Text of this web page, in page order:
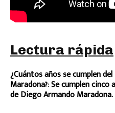
Lectura rápida
¿Cuántos años se cumplen
Maradona?: Se cumplen
de Diego Armando Maradona.